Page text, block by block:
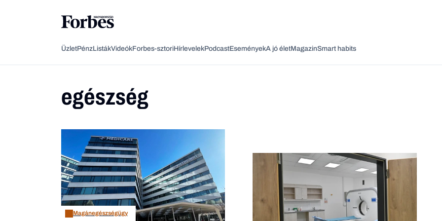
Vagy fedezze fel a következő témákat
Üzlet Pénz Zöld Legyél jobb!
ÜzletPénzListákVideókForbes-sztoriHírlevelekPodcastEseményekA jó életMagazinSmart habits
egészség
Magánegészségügy